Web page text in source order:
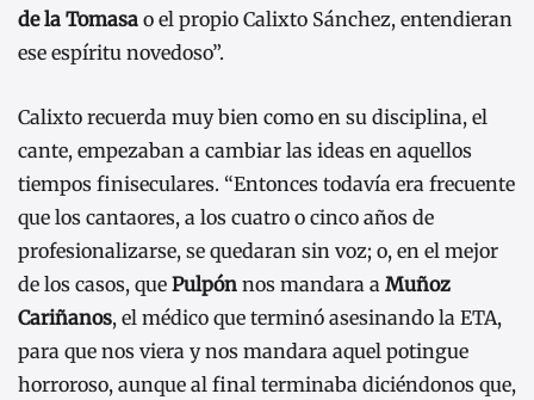
de la Tomasa o el propio Calixto Sánchez, entendieran
ese espíritu novedoso”.
Calixto recuerda muy bien como en su disciplina, el
cante, empezaban a cambiar las ideas en aquellos
tiempos finiseculares. “Entonces todavía era frecuente
que los cantaores, a los cuatro o cinco años de
profesionalizarse, se quedaran sin voz; o, en el mejor
de los casos, que Pulpón nos mandara a Muñoz
Cariñanos, el médico que terminó asesinando la ETA,
para que nos viera y nos mandara aquel potingue
horroroso, aunque al final terminaba diciéndonos que,